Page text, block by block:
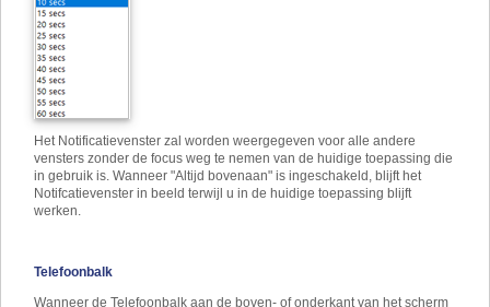
Het Notificatievenster zal worden weergegeven voor alle andere
vensters zonder de focus weg te nemen van de huidige toepassing die
in gebruik is. Wanneer "Altijd bovenaan" is ingeschakeld, blijft het
Notifcatievenster in beeld terwijl u in de huidige toepassing blijft
werken.
Telefoonbalk
Wanneer de Telefoonbalk aan de boven- of onderkant van het scherm